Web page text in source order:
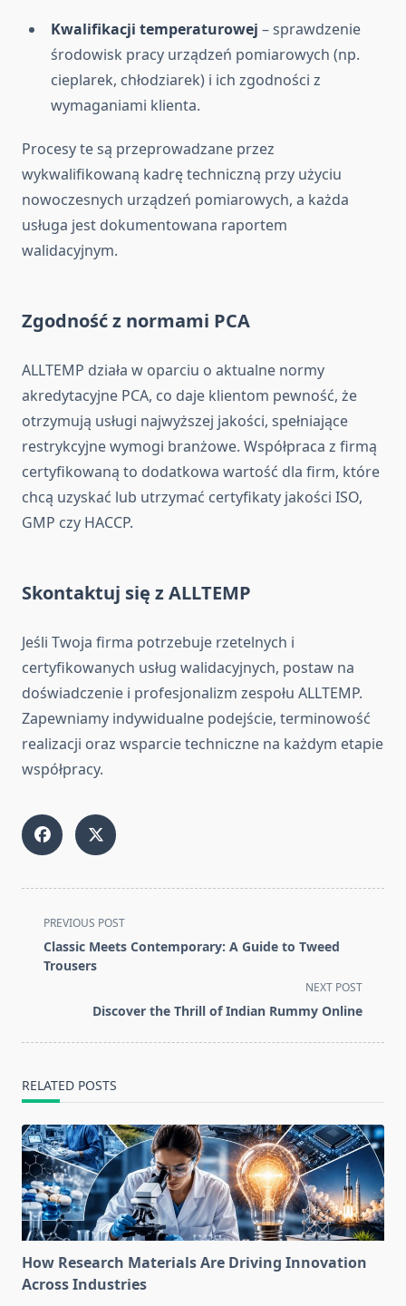
Kwalifikacji temperaturowej – sprawdzenie
środowisk pracy urządzeń pomiarowych (np.
cieplarek, chłodziarek) i ich zgodności z
wymaganiami klienta.
Procesy te są przeprowadzane przez
wykwalifikowaną kadrę techniczną przy użyciu
nowoczesnych urządzeń pomiarowych, a każda
usługa jest dokumentowana raportem
walidacyjnym.
Zgodność z normami PCA
ALLTEMP działa w oparciu o aktualne normy
akredytacyjne PCA, co daje klientom pewność, że
otrzymują usługi najwyższej jakości, spełniające
restrykcyjne wymogi branżowe. Współpraca z firmą
certyfikowaną to dodatkowa wartość dla firm, które
chcą uzyskać lub utrzymać certyfikaty jakości ISO,
GMP czy HACCP.
Skontaktuj się z ALLTEMP
Jeśli Twoja firma potrzebuje rzetelnych i
certyfikowanych usług walidacyjnych, postaw na
doświadczenie i profesjonalizm zespołu ALLTEMP.
Zapewniamy indywidualne podejście, terminowość
realizacji oraz wsparcie techniczne na każdym etapie
współpracy.
<span
class="nav-
subtitle
PREVIOUS POST
Classic Meets Contemporary: A Guide to Tweed
Trousers
NEXT POST
Discover the Thrill of Indian Rummy Online
RELATED POSTS
How Research Materials Are Driving Innovation
Across Industries